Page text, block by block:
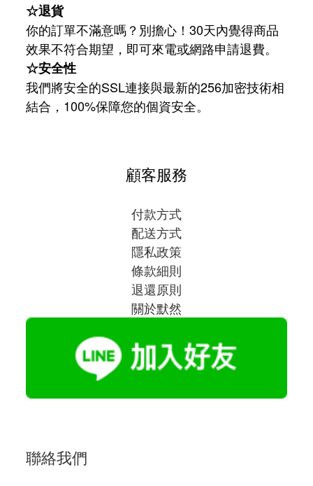
☆退貨
你的訂單不滿意嗎？別擔心！30天內覺得商品
效果不符合期望，即可來電或網路申請退費。
☆安全性
我們將安全的SSL連接與最新的256加密技術相
結合，100%保障您的個資安全。
顧客服務
付款方式
配送方式
隱私政策
條款細則
退還原則
關於默然
聯絡我們